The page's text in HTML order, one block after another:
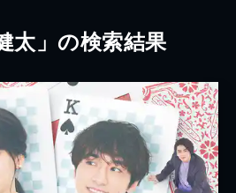
太」の検索結果